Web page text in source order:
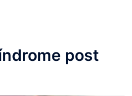
post